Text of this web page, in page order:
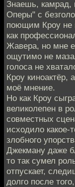
Знаешь, камрад,
Оперы" с
поющим Кроу не
как
Жавера, но мне
ощутимо не
голоса не
Кроу киноактёр,
моё мнение.
Но как Кроу
великолепен в
совместных
исходило
злобного
Джекману даже
то так сумел
отпускает,
долго после